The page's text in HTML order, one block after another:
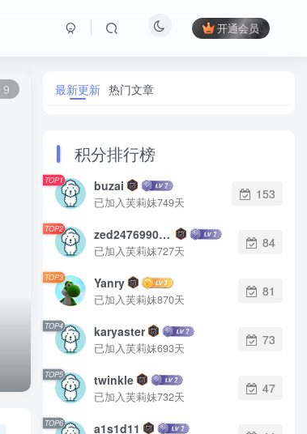
开通会员
9 最新更新 热门文章
积分排行榜
TOP1 buzai
已加入芙莉妹749天
153
TOP2 zed2476990542
已加入芙莉妹727天
84
TOP3 Yanry
已加入芙莉妹870天
81
TOP4 karyaster
已加入芙莉妹693天
73
TOP5 twinkle
已加入芙莉妹732天
47
TOP6 a1s1d11